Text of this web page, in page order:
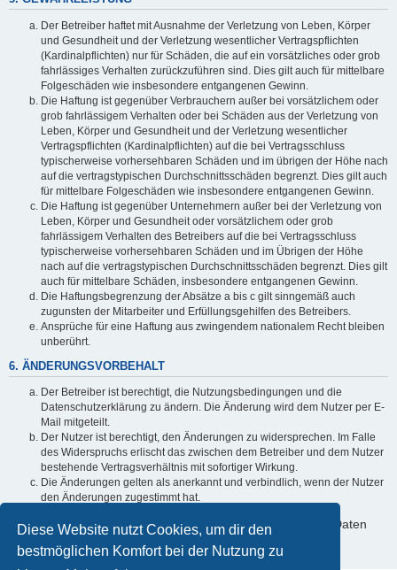
Diese Website nutzt Cookies, um dir den
bestmöglichen Komfort bei der Nutzung zu
Der Betreiber haftet mit Ausnahme der Verletzung von Leben, Körper
und Gesundheit und der Verletzung wesentlicher Vertragspflichten
(Kardinalpflichten) nur für Schäden, die auf ein vorsätzliches oder grob
fahrlässiges Verhalten zurückzuführen sind. Dies gilt auch für mittelbare
Folgeschäden wie insbesondere entgangenen Gewinn.
Die Haftung ist gegenüber Verbrauchern außer bei vorsätzlichem oder
grob fahrlässigem Verhalten oder bei Schäden aus der Verletzung von
Leben, Körper und Gesundheit und der Verletzung wesentlicher
Vertragspflichten (Kardinalpflichten) auf die bei Vertragsschluss
typischerweise vorhersehbaren Schäden und im übrigen der Höhe nach
auf die vertragstypischen Durchschnittsschäden begrenzt. Dies gilt auch
für mittelbare Folgeschäden wie insbesondere entgangenen Gewinn.
Die Haftung ist gegenüber Unternehmern außer bei der Verletzung von
Leben, Körper und Gesundheit oder vorsätzlichem oder grob
fahrlässigem Verhalten des Betreibers auf die bei Vertragsschluss
typischerweise vorhersehbaren Schäden und im Übrigen der Höhe
nach auf die vertragstypischen Durchschnittsschäden begrenzt. Dies gilt
auch für mittelbare Schäden, insbesondere entgangenen Gewinn.
Die Haftungsbegrenzung der Absätze a bis c gilt sinngemäß auch
zugunsten der Mitarbeiter und Erfüllungsgehilfen des Betreibers.
Ansprüche für eine Haftung aus zwingendem nationalem Recht bleiben
unberührt.
6. ÄNDERUNGSVORBEHALT
Der Betreiber ist berechtigt, die Nutzungsbedingungen und die
Datenschutzerklärung zu ändern. Die Änderung wird dem Nutzer per E-
Mail mitgeteilt.
Der Nutzer ist berechtigt, den Änderungen zu widersprechen. Im Falle
des Widerspruchs erlischt das zwischen dem Betreiber und dem Nutzer
bestehende Vertragsverhältnis mit sofortiger Wirkung.
Die Änderungen gelten als anerkannt und verbindlich, wenn der Nutzer
den Änderungen zugestimmt hat.
Informationen über den Umgang mit deinen persönlichen Daten
sind in der Datenschutzerklärung enthalten.